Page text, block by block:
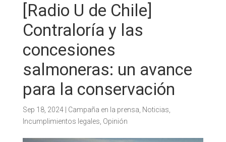
[Radio U de Chile]
Contraloría y las
concesiones
salmoneras: un avance
para la conservación
Sep 18, 2024| Campaña en la prensa Noticias
Incumplimientos legales Opinión